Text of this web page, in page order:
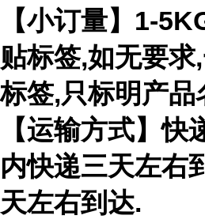
【小订量】1-
贴标签,如无要求
标签,只标明产品
【运输方式】快
内快递三天左右
天左右到达.